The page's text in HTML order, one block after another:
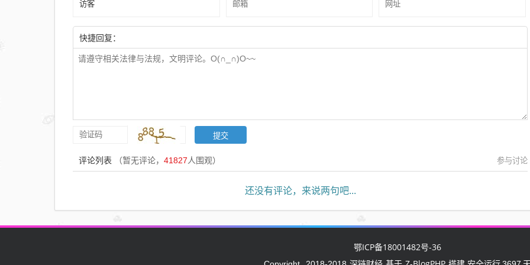
快捷回复：
评论列表 （暂无评论， 41827人围观） 参与讨论
还没有评论，来说两句吧...
鄂ICP备18001482号-36